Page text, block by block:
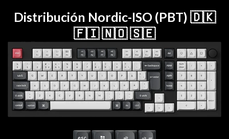
Distribución Nordic-ISO (PBT) 🇩🇰
🇫🇮 🇳🇴 🇸🇪